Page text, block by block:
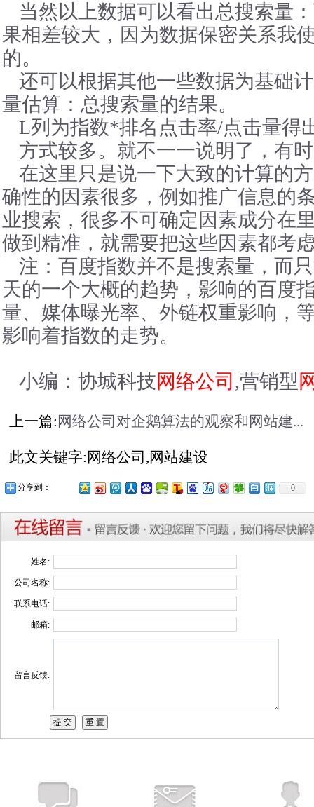
当然以上数据可以看出总搜索量
果相差较大，因为数据保密关系我
的。
还可以根据其他一些数据为基础
量估算：总搜索量的结果。
L列为指数*排名点击率/点击量得
方式较多。就不一一说明了，有
在这里只是说一下大致的计算的
确性的因素很多，例如推广信息的
业搜索，很多不可确定因素成分在
做到精准，就需要把这些因素都考
注：百度指数并不是搜索量，而
天的一个大概的趋势，影响的百度
量、媒体曝光率、外链权重影响，
影响着指数的走势。
小编：协城科技网络公司 ,营销型
上一篇: 网络公司对企鹅算法的观察和网站建...
此文关键字:网络公司,网站建设
分享到： 0
姓名:
公司名称:
联系电话:
邮箱:
留言反馈: